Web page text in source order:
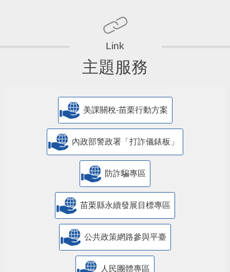
主題服務
美課關稅-苗栗行動方案
內政部警政署「打詐儀錶板」
防詐騙專區
苗栗縣永續發展目標專區
公共政策網路參與平臺
人民團體專區